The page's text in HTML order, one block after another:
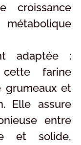
croissance
adaptée :
cette farine
grumeaux et
Elle assure
entre
et solide,